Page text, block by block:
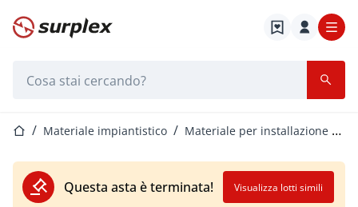
Home
Home Materiale impiantistico Materiale per installazione elettrica
Questa asta è terminata! Visualizza lotti simili